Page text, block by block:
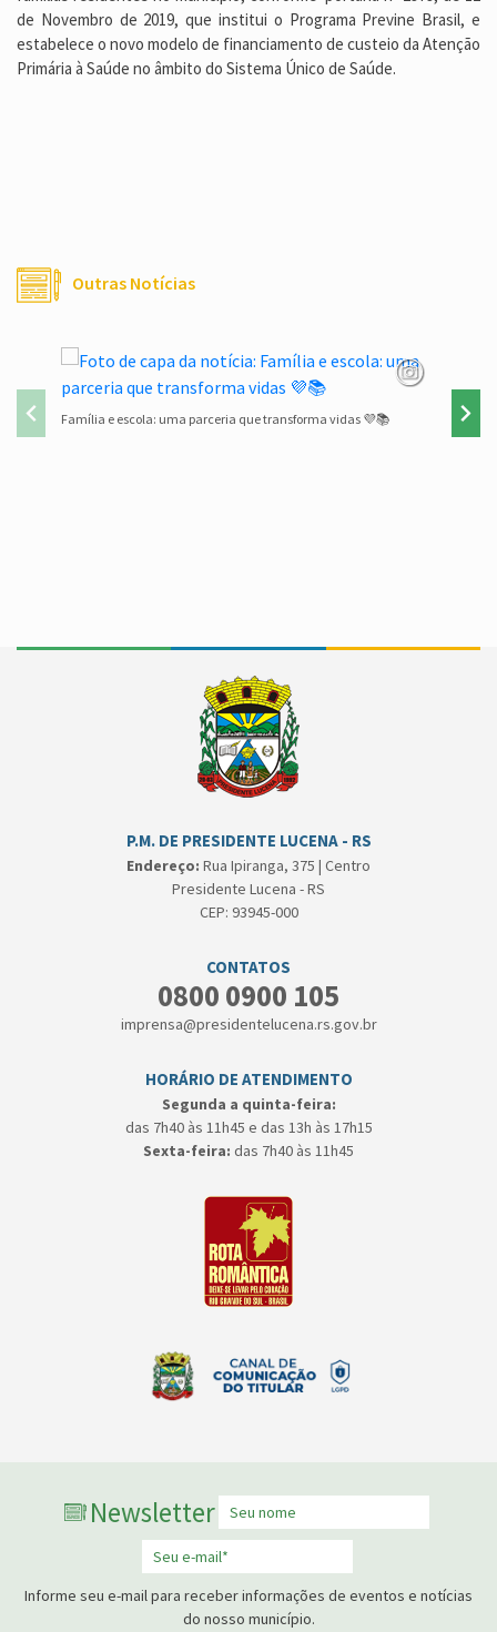
de Novembro de 2019, que institui o Programa Previne Brasil, e
estabelece o novo modelo de financiamento de custeio da Atenção
Primária à Saúde no âmbito do Sistema Único de Saúde.
Outras Notícias
Família e escola: uma parceria que transforma vidas 💜📚 Lista
P.M. DE PRESIDENTE LUCENA - RS
Endereço: Rua Ipiranga, 375 | Centro
Presidente Lucena - RS
CEP: 93945-000
CONTATOS
0800 0900 105
imprensa@presidentelucena.rs.gov.br
HORÁRIO DE ATENDIMENTO
Segunda a quinta-feira:
das 7h40 às 11h45 e das 13h às 17h15
Sexta-feira: das 7h40 às 11h45
Newsletter
Informe seu e-mail para receber informações de eventos e notícias
do nosso município.